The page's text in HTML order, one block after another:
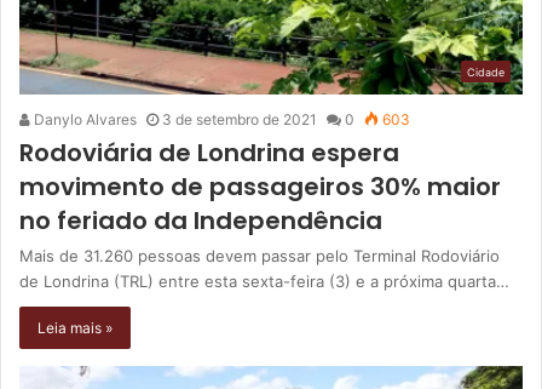
Cidade
Danylo Alvares 3 de setembro de 2021 0 603
Rodoviária de Londrina espera
movimento de passageiros 30% maior
no feriado da Independência
Mais de 31.260 pessoas devem passar pelo Terminal Rodoviário
de Londrina (TRL) entre esta sexta-feira (3) e a próxima quarta…
Leia mais »